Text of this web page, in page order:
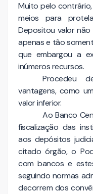
Muito pelo
meios para
Depositou valor
apenas e tão
que embargou a
inúmeros recursos.
Procedeu
vantagens, como
valor inferior.
Ao Banco
fiscalização das
aos depósitos
citado órgão, o
com bancos e
seguindo normas
decorrem dos